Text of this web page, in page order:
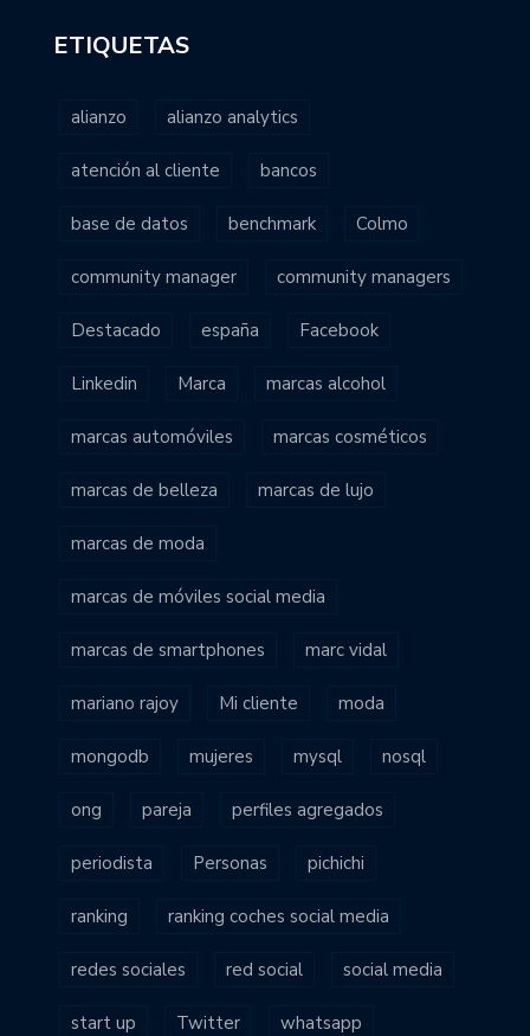
ETIQUETAS
alianzo alianzo analytics
atención al cliente bancos
base de datos benchmark Colmo
community manager community managers
Destacado españa Facebook
Linkedin Marca marcas alcohol
marcas automóviles marcas cosméticos
marcas de belleza marcas de lujo
marcas de moda
marcas de móviles social media
marcas de smartphones marc vidal
mariano rajoy Mi cliente moda
mongodb mujeres mysql nosql
ong pareja perfiles agregados
periodista Personas pichichi
ranking ranking coches social media
redes sociales red social social media
start up Twitter whatsapp